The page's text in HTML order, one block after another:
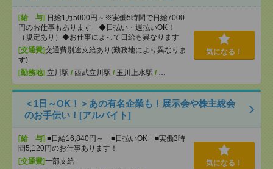
[給 与] 日給1万5000円～※実働5時間で日給7000
円のお仕事もあります ◆日払い・週払いOK！
（規定あり）◆お仕事によって日給も異なります
[交通費]交通費別途支給あり(勤務地により異なりま
す)
[勤務地] 立川駅 / 西武立川駅 / 玉川上水駅 / …
気になる！
＜1日～OK！＞あの有名企業も！展示会や株主総会
のお手伝い！[アルバイト]
[給 与] ■日給16,840円～ ■日払いOK ■実働3時
間5,120円のお仕事あります！
[交通費]一部支給
気になる！